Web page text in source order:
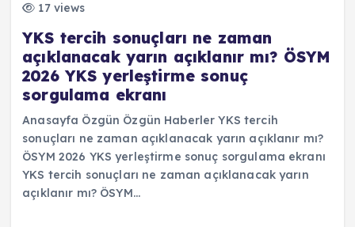
17 views
YKS tercih sonuçları ne zaman
açıklanacak yarın açıklanır mı? ÖSYM
2026 YKS yerleştirme sonuç
sorgulama ekranı
Anasayfa Özgün Özgün Haberler YKS tercih
sonuçları ne zaman açıklanacak yarın açıklanır mı?
ÖSYM 2026 YKS yerleştirme sonuç sorgulama ekranı
YKS tercih sonuçları ne zaman açıklanacak yarın
açıklanır mı? ÖSYM…